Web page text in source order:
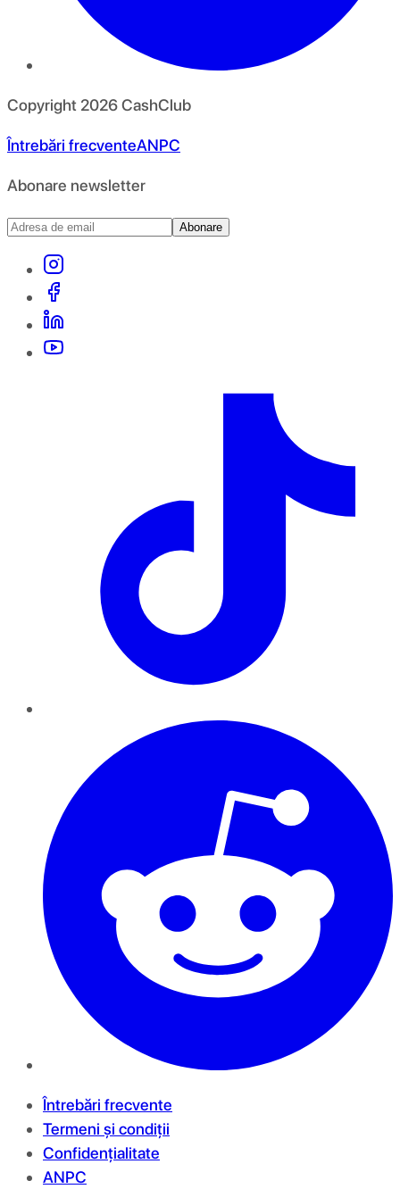
Copyright 2026CashClub
Întrebări frecventeANPC
Abonare newsletter
Abonare
Întrebări frecvente
Termeni și condiții
Confidențialitate
ANPC